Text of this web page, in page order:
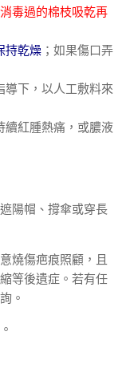
毒過的棉枝吸乾再
持乾燥 ；如果傷口弄
導下，以人工敷料來
續紅腫熱痛，或膿液
陽帽、撐傘或穿長
燒傷疤痕照顧，且
等後遺症。若有任
。
。